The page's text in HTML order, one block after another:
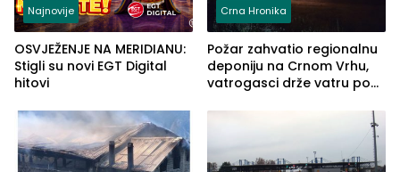
Najnovije
OSVJEŽENJE NA MERIDIANU:
Stigli su novi EGT Digital
hitovi
Crna Hronika
Požar zahvatio regionalnu
deponiju na Crnom Vrhu,
vatrogasci drže vatru pod